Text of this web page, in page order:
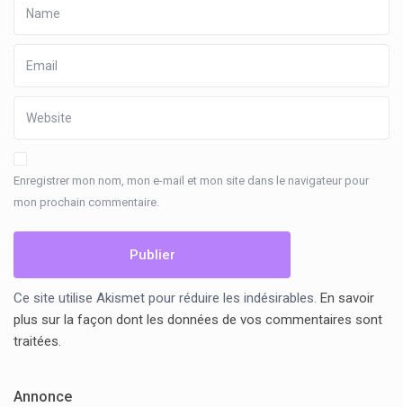
Enregistrer mon nom, mon e-mail et mon site dans le navigateur pour
mon prochain commentaire.
Ce site utilise Akismet pour réduire les indésirables.En savoir
plus sur la façon dont les données de vos commentaires sont
traitées.
Annonce